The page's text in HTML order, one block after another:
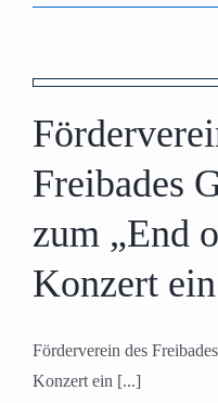
Freibades
zum „End
Konzert ein
Förderverein des
Konzert ein [...]